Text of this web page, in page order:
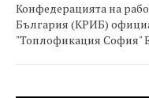
Конфедерацията на
България (КРИБ)
"Топлофикация София"